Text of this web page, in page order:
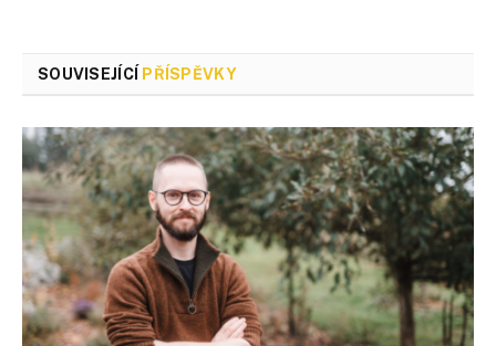
SOUVISEJÍCÍ PŘÍSPĚVKY